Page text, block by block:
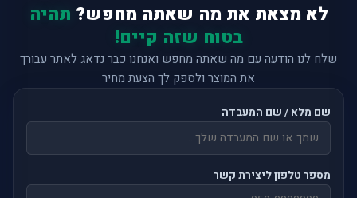
לא מצאת את מה שאתה מחפש? תהיה
בטוח שזה קיים!
שלח לנו הודעה עם מה שאתה מחפש ואנחנו כבר נדאג לאתר עבורך
את המוצר ולספק לך הצעת מחיר
שם מלא / שם המעבדה
מספר טלפון ליצירת קשר